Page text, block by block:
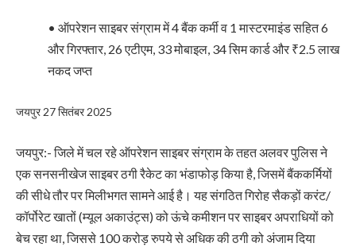
• ऑपरेशन साइबर संग्राम में 4 बैंक कर्मी व 1 मास्टरमाइंड सहित 6
और गिरफ्तार, 26 एटीएम, 33 मोबाइल, 34 सिम कार्ड और ₹2.5 लाख
नकद जप्त
जयपुर 27 सितंबर 2025
जयपुर:- जिले में चल रहे ऑपरेशन साइबर संग्राम के तहत अलवर पुलिस ने
एक सनसनीखेज साइबर ठगी रैकेट का भंडाफोड़ किया है, जिसमें बैंककर्मियों
की सीधे तौर पर मिलीभगत सामने आई है। यह संगठित गिरोह सैकड़ों करंट/
कॉर्पोरेट खातों (म्यूल अकाउंट्स) को ऊंचे कमीशन पर साइबर अपराधियों को
बेच रहा था, जिससे 100 करोड़ रुपये से अधिक की ठगी को अंजाम दिया